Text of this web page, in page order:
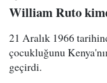
William Ruto
21 Aralık 1966
çocukluğunu
geçirdi.